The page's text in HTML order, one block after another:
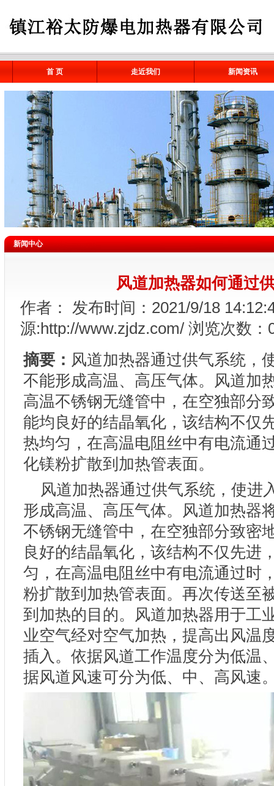
首 页 走近我们 新闻资讯
新闻中心
风道加热器如何通过
作者： 发布时间：2021/9/18
源:http://www.zjdz.com/ 浏览次数：
摘要： 风道加热器通过供气系统，
不能形成高温、高压气体。风道加
高温不锈钢无缝管中，在空独部分
能均良好的结晶氧化，该结构不仅
热均匀，在高温电阻丝中有电流通
化镁粉扩散到加热管表面。
风道加热器通过供气系统，使进
形成高温、高压气体。风道加热器
不锈钢无缝管中，在空独部分致密
良好的结晶氧化，该结构不仅先进
匀，在高温电阻丝中有电流通过时
粉扩散到加热管表面。再次传送至
到加热的目的。风道加热器用于工
业空气经对空气加热，提高出风温
插入。依据风道工作温度分为低温
据风道风速可分为低、中、高风速